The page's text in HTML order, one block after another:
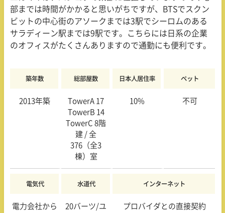
部までは時間がかかると思いがちですが、BTSでスクン
ビットの中心街のアソークまでは3駅でシーロムのある
サラディーン駅までは9駅です。こちらには日系の企業
のオフィスがたくさんありますので通勤にも便利です。
築年数 総部屋数 日本人居住率 ペット
2013年築
TowerA 17
TowerB 14
TowerC 8階
建 / 全
376（全3
棟）室
10% 不可
電気代 水道代 インターネット
電力会社から
20バーツ/ユ
プロバイダとの直接契約